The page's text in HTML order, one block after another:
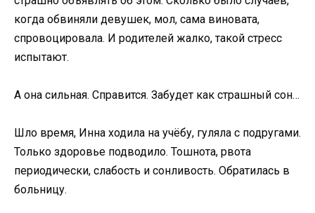
когда обвиняли девушек, мол, сама виновата,
спровоцировала. И родителей жалко, такой стресс
испытают.
А она сильная. Справится. Забудет как страшный сон…
Шло время, Инна ходила на учёбу, гуляла с подругами.
Только здоровье подводило. Тошнота, рвота
периодически, слабость и сонливость. Обратилась в
больницу.